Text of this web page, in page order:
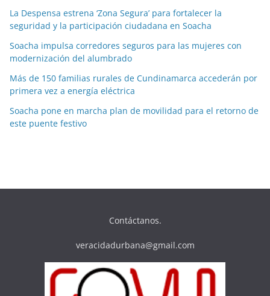
La Despensa estrena ‘Zona Segura’ para fortalecer la
seguridad y la participación ciudadana en Soacha
Soacha impulsa corredores seguros para las mujeres con
modernización del alumbrado
Más de 150 familias rurales de Cundinamarca accederán por
primera vez a energía eléctrica
Soacha pone en marcha plan de movilidad para el retorno de
este puente festivo
Contáctanos.
veracidadurbana@gmail.com